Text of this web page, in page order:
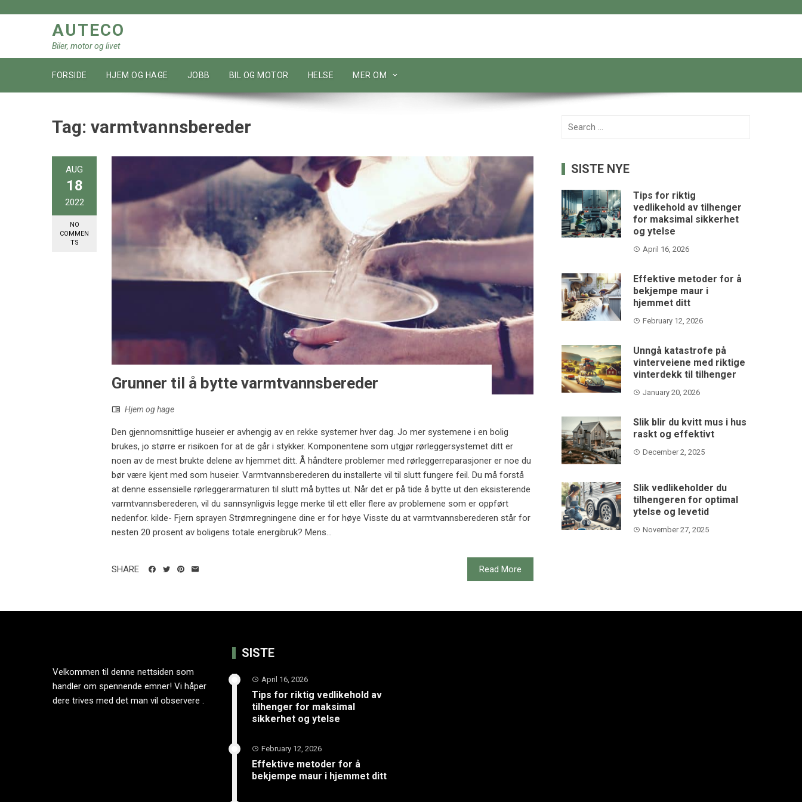
AUTECO
Biler, motor og livet
FORSIDE HJEM OG HAGE JOBB BIL OG MOTOR HELSE MER OM
Tag: varmtvannsbereder
AUG
18
2022
NO
COMMEN
TS
Grunner til å bytte varmtvannsbereder
Hjem og hage
Den gjennomsnittlige huseier er avhengig av en rekke systemer hver dag. Jo mer systemene i en bolig
brukes, jo større er risikoen for at de går i stykker. Komponentene som utgjør rørleggersystemet ditt er
noen av de mest brukte delene av hjemmet ditt. Å håndtere problemer med rørleggerreparasjoner er noe du
bør være kjent med som huseier. Varmtvannsberederen du installerte vil til slutt fungere feil. Du må forstå
at denne essensielle rørleggerarmaturen til slutt må byttes ut. Når det er på tide å bytte ut den eksisterende
varmtvannsberederen, vil du sannsynligvis legge merke til ett eller flere av problemene som er oppført
nedenfor. kilde- Fjern sprayen Strømregningene dine er for høye Visste du at varmtvannsberederen står for
nesten 20 prosent av boligens totale energibruk? Mens...
Read More
SHARE
Search
SISTE NYE
Tips for riktig
vedlikehold av tilhenger
for maksimal sikkerhet
og ytelse
April 16, 2026
Effektive metoder for å
bekjempe maur i
hjemmet ditt
February 12, 2026
Unngå katastrofe på
vinterveiene med riktige
vinterdekk til tilhenger
January 20, 2026
Slik blir du kvitt mus i hus
raskt og effektivt
December 2, 2025
Slik vedlikeholder du
tilhengeren for optimal
ytelse og levetid
November 27, 2025
Velkommen til denne nettsiden som
handler om spennende emner! Vi håper
dere trives med det man vil observere .
SISTE
April 16, 2026
Tips for riktig vedlikehold av
tilhenger for maksimal
sikkerhet og ytelse
February 12, 2026
Effektive metoder for å
bekjempe maur i hjemmet ditt